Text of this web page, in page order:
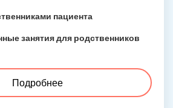
пациента
занятия для родственников
Подробнее